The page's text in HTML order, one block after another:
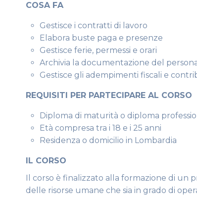
COSA FA
Gestisce i contratti di lavoro
Elabora buste paga e presenze
Gestisce ferie, permessi e orari
Archivia la documentazione del
Gestisce gli adempimenti fiscali e
REQUISITI PER PARTECIPARE AL CORSO
Diploma di maturità o diploma
Età compresa tra i 18 e i 25 anni
Residenza o domicilio in Lombardia
IL CORSO
Il corso è finalizzato alla formazione di un
delle risorse umane che sia in grado di